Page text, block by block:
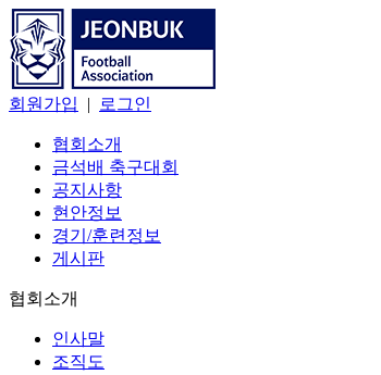
회원가입 | 로그인
협회소개
금석배 축구대회
공지사항
현안정보
경기/훈련정보
게시판
협회소개
인사말
조직도